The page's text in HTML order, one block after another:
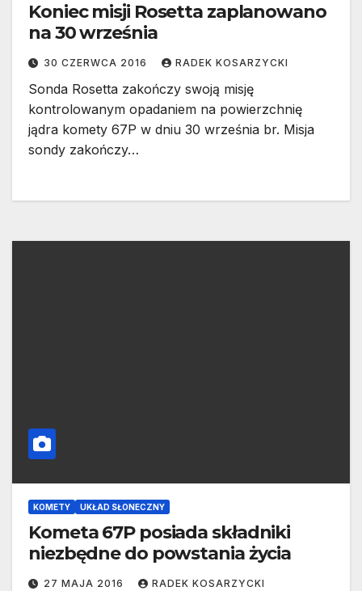
Koniec misji Rosetta zaplanowano
na 30 września
30 CZERWCA 2016 RADEK KOSARZYCKI
Sonda Rosetta zakończy swoją misję
kontrolowanym opadaniem na powierzchnię
jądra komety 67P w dniu 30 września br. Misja
sondy zakończy…
KOMETY UKŁAD SŁONECZNY
Kometa 67P posiada składniki
niezbędne do powstania życia
27 MAJA 2016 RADEK KOSARZYCKI